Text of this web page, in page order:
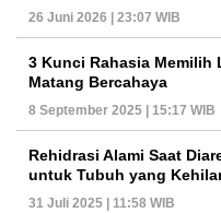
26 Juni 2026 | 23:07 WIB
3 Kunci Rahasia Memilih
Matang Bercahaya
8 September 2025 | 15:17 WIB
Rehidrasi Alami Saat
untuk Tubuh yang
31 Juli 2025 | 11:58 WIB